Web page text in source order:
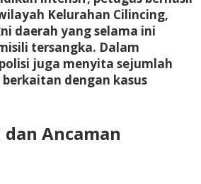
Kelurahan Cilincing,
daerah yang selama ini
tersangka. Dalam
juga menyita sejumlah
dengan kasus
Ancaman